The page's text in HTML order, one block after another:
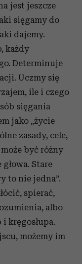
jest jeszcze
sięgamy do
dajemy.
każdy
Determinuje
Uczmy się
ile i czego
sięgania
jako „życie
zasady, cele,
być różny
Stare
to nie jedna”.
spierać,
albo
kręgosłupa.
możemy im